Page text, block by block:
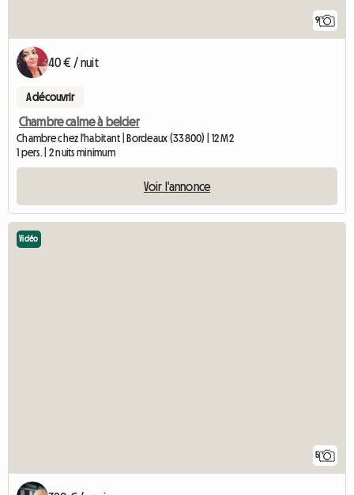
9
40 € / nuit
A découvrir
Chambre calme à belcier
Chambre chez l'habitant | Bordeaux (33800) | 12 M2
1 pers. | 2 nuits minimum
Voir l'annonce
5
Vidéo